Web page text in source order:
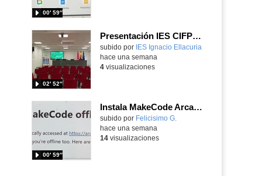
00′ 59″
Presentación IES CIFPD Ignacio Ellacuría
Contenido educativo.
subido por IES Ignacio Ellacuria
02′ 52″
hace una semana
4visualizaciones
Instala MakeCode Arcade para trabajar offline en tu tablet, ordenador, Chromebook
Contenido educativo.
subido por Felicisimo G.
00′ 59″
hace una semana
14visualizaciones